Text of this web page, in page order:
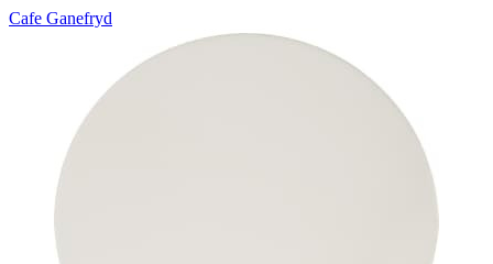
Cafe Ganefryd